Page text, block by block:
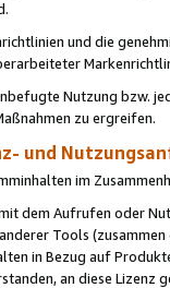
und die
Nutzung bzw.
zu ergreifen.
und
im
dem Aufrufen oder
Tools (zusammen
in Bezug auf
an diese Lizenz